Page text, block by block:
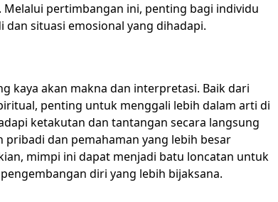
pertimbangan ini, penting bagi individu
situasi emosional yang dihadapi.
kaya akan makna dan interpretasi. Baik dari
penting untuk menggali lebih dalam arti di
ketakutan dan tantangan secara langsung
dan pemahaman yang lebih besar
mimpi ini dapat menjadi batu loncatan untuk
diri yang lebih bijaksana.